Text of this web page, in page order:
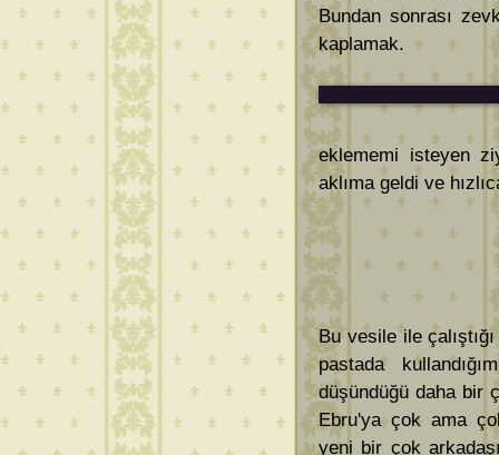
Bundan sonrası
kaplamak.
eklememi isteyen
aklıma geldi ve
Bu vesile ile
pastada
düşündüğü daha bir
Ebru'ya çok ama
yeni bir çok